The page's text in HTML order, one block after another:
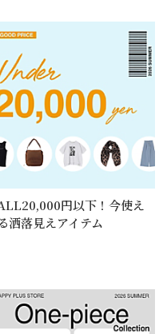
円以下！今使え
る洒落見えアイテム